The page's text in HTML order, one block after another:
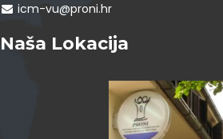
icm-vu@proni.hr
Naša Lokacija